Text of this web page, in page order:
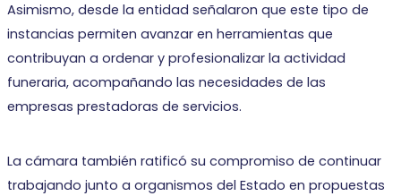
Asimismo, desde la entidad señalaron que este tipo de
instancias permiten avanzar en herramientas que
contribuyan a ordenar y profesionalizar la actividad
funeraria, acompañando las necesidades de las
empresas prestadoras de servicios.
La cámara también ratificó su compromiso de continuar
trabajando junto a organismos del Estado en propuestas